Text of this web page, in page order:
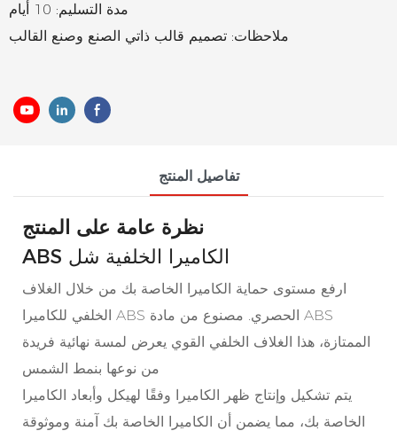
مدة التسليم: 10 أيام
ملاحظات: تصميم قالب ذاتي الصنع وصنع القالب
تفاصيل المنتج
نظرة عامة على المنتج
ABS الكاميرا الخلفية شل
ارفع مستوى حماية الكاميرا الخاصة بك من خلال الغلاف
الخلفي للكاميرا ABS الحصري. مصنوع من مادة ABS
الممتازة، هذا الغلاف الخلفي القوي يعرض لمسة نهائية فريدة
يتم تشكيل وإنتاج ظهر الكاميرا وفقًا لهيكل وأبعاد الكاميرا
الخاصة بك، مما يضمن أن الكاميرا الخاصة بك آمنة وموثوقة